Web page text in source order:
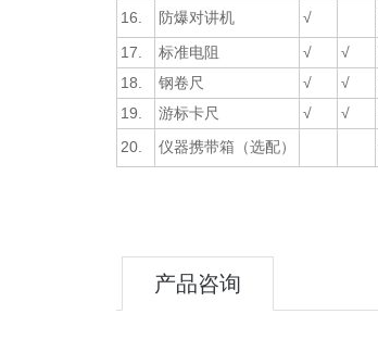
16.
防爆对讲机 √
17.
标准电阻 √ √
18.
钢卷尺 √ √
19.
游标卡尺 √ √
20.
仪器携带箱（选配）
产品咨询